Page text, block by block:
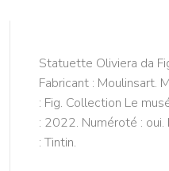
Statuette Oliviera da
Fabricant : Moulinsart.
: Fig. Collection Le
: 2022. Numéroté :
: Tintin.